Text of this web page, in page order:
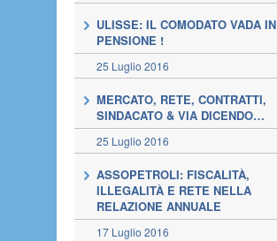
ULISSE: IL COMODATO VADA IN
PENSIONE !
25 Luglio 2016
MERCATO, RETE, CONTRATTI,
SINDACATO & VIA DICENDO…
25 Luglio 2016
ASSOPETROLI: FISCALITÀ,
ILLEGALITÀ E RETE NELLA
RELAZIONE ANNUALE
17 Luglio 2016